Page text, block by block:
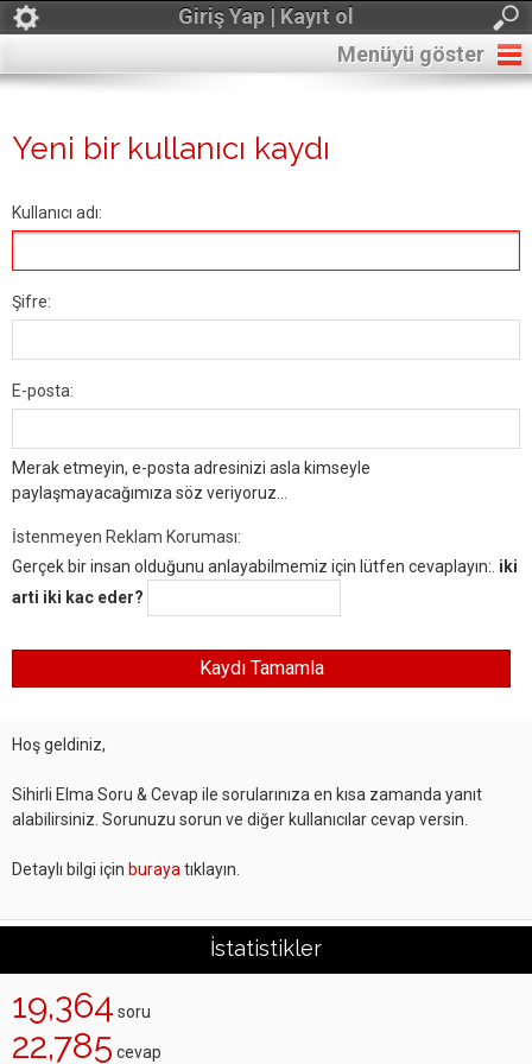
Giriş Yap | Kayıt ol
Menüyü göster
Yeni bir kullanıcı kaydı
Kullanıcı adı:
Şifre:
E-posta:
Merak etmeyin, e-posta adresinizi asla kimseyle
paylaşmayacağımıza söz veriyoruz...
İstenmeyen Reklam Koruması:
Gerçek bir insan olduğunu anlayabilmemiz için lütfen cevaplayın:. iki
arti iki kac eder?
Hoş geldiniz,
Sihirli Elma Soru & Cevap ile sorularınıza en kısa zamanda yanıt
alabilirsiniz. Sorunuzu sorun ve diğer kullanıcılar cevap versin.
Detaylı bilgi için buraya tıklayın.
İstatistikler
19,364 soru
22,785 cevap